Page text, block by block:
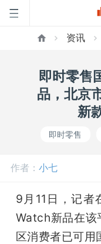
页
网
公
资讯
即时零售
品，北京
新
即时零售
作者： 小七
9月11日，记者
Watch新品在该
区消费者已可用